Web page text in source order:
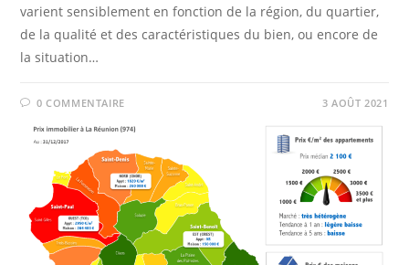
varient sensiblement en fonction de la région, du quartier,
de la qualité et des caractéristiques du bien, ou encore de
la situation…
0 COMMENTAIRE 3 AOÛT 2021